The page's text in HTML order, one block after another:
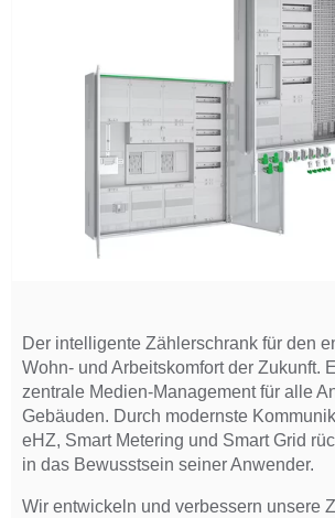
Der intelligente Zählerschrank für den
Wohn- und Arbeitskomfort der Zukunft.
zentrale Medien-Management für alle
Gebäuden. Durch modernste
eHZ, Smart Metering und Smart Grid
in das Bewusstsein seiner Anwender.
Wir entwickeln und verbessern unsere